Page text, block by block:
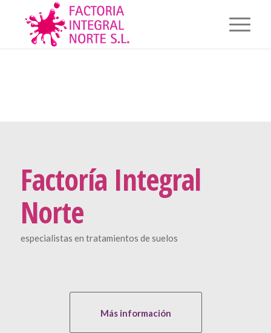
Factoría Integral
Norte
especialistas en tratamientos de suelos
Más información